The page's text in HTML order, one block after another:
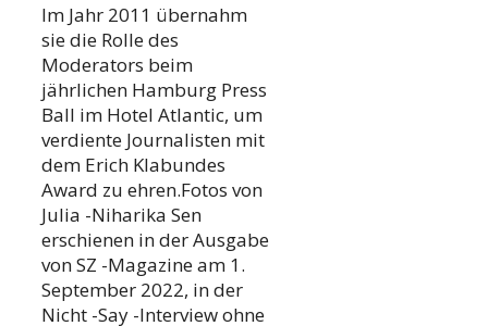
Im Jahr 2011 übernahm
sie die Rolle des
Moderators beim
jährlichen Hamburg Press
Ball im Hotel Atlantic, um
verdiente Journalisten mit
dem Erich Klabundes
Award zu ehren.Fotos von
Julia -Niharika Sen
erschienen in der Ausgabe
von SZ -Magazine am 1.
September 2022, in der
Nicht -Say -Interview ohne